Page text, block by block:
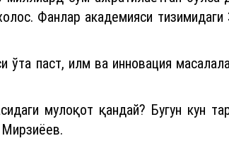
паст, илм ва инновация
мулоқот қандай? Бугун кун
ўртасидаги ҳамкорликни